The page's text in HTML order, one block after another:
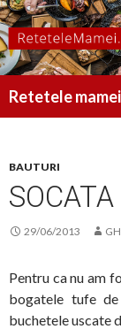
Retetele mamei
BAUTURI
29/06/2013
Pentru ca nu am
bogatele tufe
buchetele uscate